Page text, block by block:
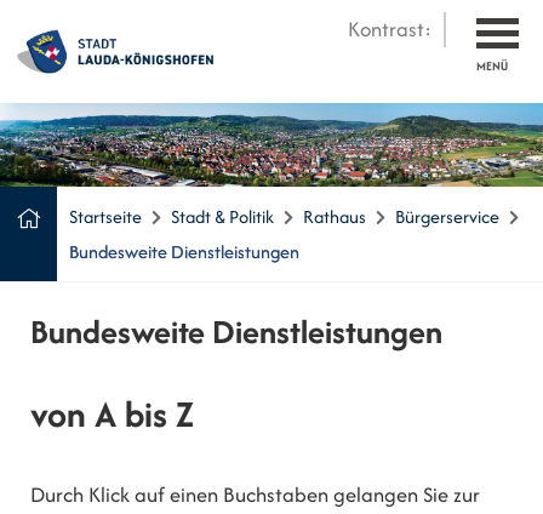
Kontrast:
MENÜ
Startseite Stadt & Politik Rathaus
Bürgerservice
Bundesweite Dienstleistungen
Bundesweite Dienstleistungen
von A bis Z
Durch Klick auf einen Buchstaben gelangen Sie zur